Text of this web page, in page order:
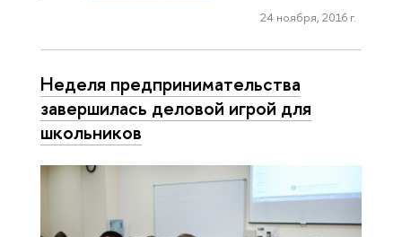
24 ноября, 2016 г.
Неделя предпринимательства
завершилась деловой игрой для
школьников